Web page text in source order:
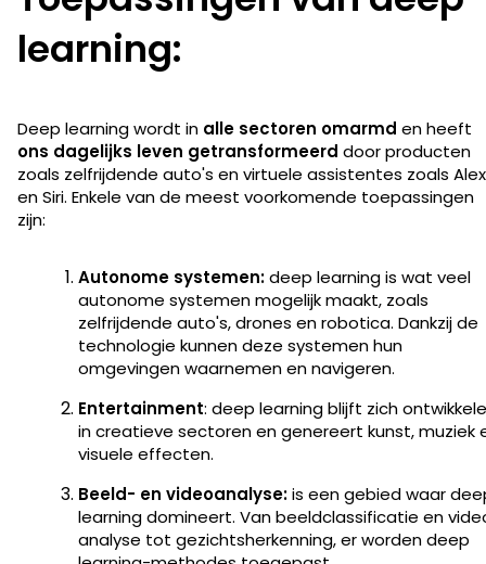
learning:
Deep learning wordt in alle sectoren omarmd en heeft
ons dagelijks leven getransformeerd door producten
zoals zelfrijdende auto's en virtuele assistentes zoals
en Siri. Enkele van de meest voorkomende toepassingen
zijn:
Autonome systemen:deep learning is wat veel
autonome systemen mogelijk maakt, zoals
zelfrijdende auto's, drones en robotica. Dankzij de
technologie kunnen deze systemen hun
omgevingen waarnemen en navigeren.
Entertainment: deep learning blijft zich
in creatieve sectoren en genereert kunst, muziek
visuele effecten.
Beeld- en videoanalyse:is een gebied waar
learning domineert. Van beeldclassificatie en
analyse tot gezichtsherkenning, er worden deep